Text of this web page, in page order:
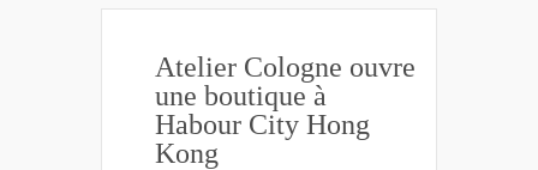
Atelier Cologne ouvre
une boutique à
Habour City Hong
Kong